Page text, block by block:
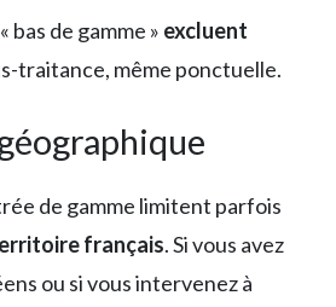
de gamme » excluent
traitance, même ponctuelle.
de gamme limitent parfois
français. Si vous avez
ou si vous intervenez à